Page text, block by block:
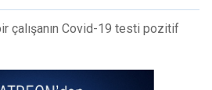
çalışanın Covid-19 testi pozitif